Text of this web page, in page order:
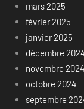
mars 2025
février 2025
janvier 2025
décembre
novembre 2024
octobre 2024
septembre